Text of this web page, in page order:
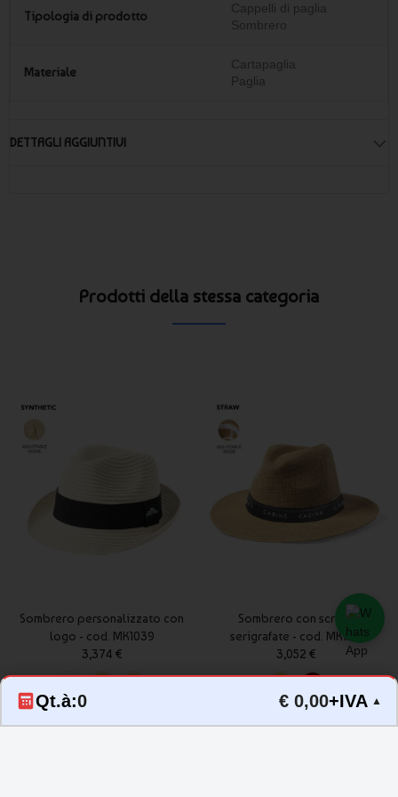
Qt.à:0 € 0,00+IVA ▲
Tipologia di prodotto
Cappelli di paglia
Sombrero
Materiale
Cartapaglia
Paglia
DETTAGLI AGGIUNTIVI
Prodotti della stessa categoria
Sombrero personalizzato con
logo - cod. MK1039
3,374 €
Sombrero con scritte
serigrafate - cod. MK1531
3,052 €